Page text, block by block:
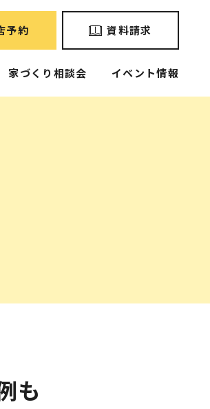
予約 資料請求
家づくり相談会 イベント情報
も